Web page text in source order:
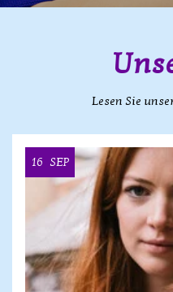
Lesen Sie
16 SEP